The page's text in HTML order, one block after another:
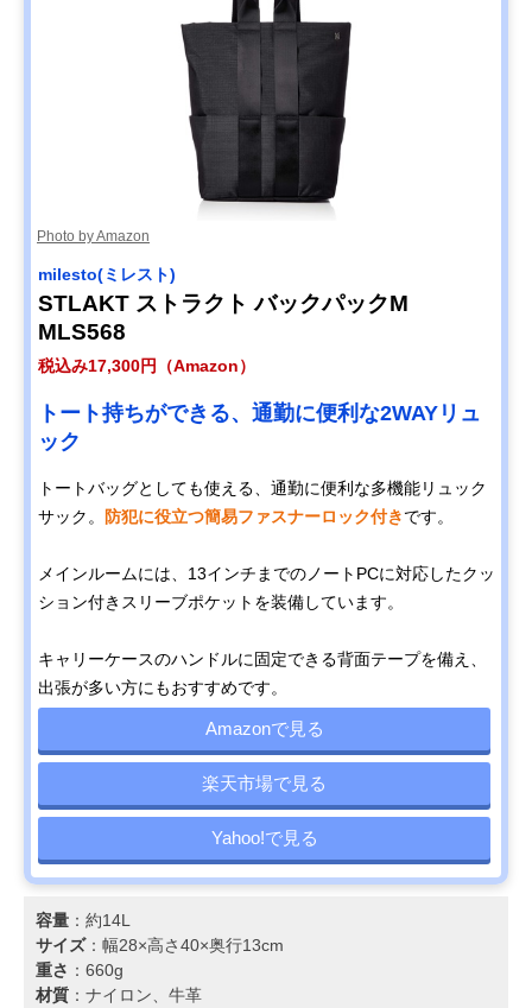
Photo by Amazon
milesto(ミレスト)
STLAKT ストラクト バックパックM
MLS568
税込み17,300円（Amazon）
トート持ちができる、通勤に便利な2WAYリュ
ック
トートバッグとしても使える、通勤に便利な多機能リュック
サック。 防犯に役立つ簡易ファスナーロック付きです。
メインルームには、13インチまでのノートPCに対応したクッ
ション付きスリーブポケットを装備しています。
キャリーケースのハンドルに固定できる背面テープを備え、
出張が多い方にもおすすめです。
Amazonで見る
楽天市場で見る
Yahoo!で見る
容量 ：約14L
サイズ：幅28×高さ40×奥行13cm
重さ ：660g
材質 ：ナイロン、牛革